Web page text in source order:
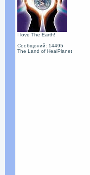
I love The Earth!
Сообщений: 14495
The Land of HealPlanet